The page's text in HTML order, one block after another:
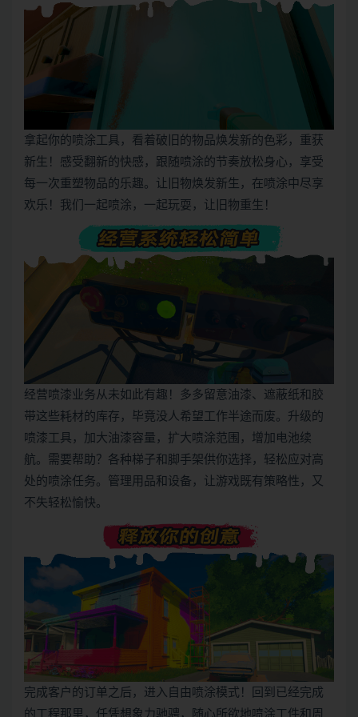
拿起你的喷涂工具，看着破旧的物品焕发新的色彩，重获
新生！感受翻新的快感，跟随喷涂的节奏放松身心，享受
每一次重塑物品的乐趣。让旧物焕发新生，在喷涂中尽享
欢乐！我们一起喷涂，一起玩耍，让旧物重生！
经营喷漆业务从未如此有趣！多多留意油漆、遮蔽纸和胶
带这些耗材的库存，毕竟没人希望工作半途而废。升级的
喷漆工具，加大油漆容量，扩大喷涂范围，增加电池续
航。需要帮助？各种梯子和脚手架供你选择，轻松应对高
处的喷涂任务。管理用品和设备，让游戏既有策略性，又
不失轻松愉快。
完成客户的订单之后，进入自由喷涂模式！回到已经完成
的工程那里，任凭想象力驰骋，随心所欲地喷涂工件和周